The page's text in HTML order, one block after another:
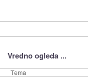
Vredno ogleda ...
Tema